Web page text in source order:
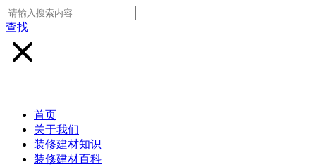
查找
首页
关于我们
装修建材知识
装修建材百科